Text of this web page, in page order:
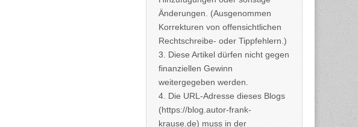
Änderungen. (Ausgenommen
Korrekturen von offensichtlichen
Rechtschreibe- oder Tippfehlern.)
3. Diese Artikel dürfen nicht gegen
finanziellen Gewinn
weitergegeben werden.
4. Die URL-Adresse dieses Blogs
(https://blog.autor-frank-
krause.de) muss in der